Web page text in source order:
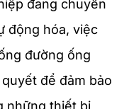
đang chuyển
động hóa, việc
đường ống
để đảm bảo
những thiết bị